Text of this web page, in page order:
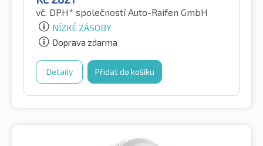
vč. DPH* společností Auto-Raifen GmbH
NÍZKÉ ZÁSOBY
Doprava zdarma
Detaily Přidat do košíku